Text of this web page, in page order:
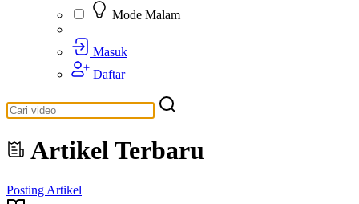
Mode Malam
Masuk
Daftar
Artikel Terbaru
Posting Artikel